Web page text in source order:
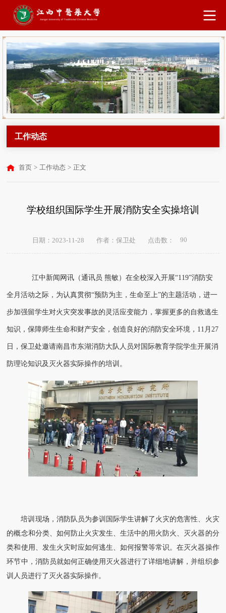
工作动态
首页 > 工作动态 > 正文
学校组织国际学生开展消防安全实操培训
日期：2023-11-28 作者：保卫处 点击数： 90
江中新闻网讯（通讯员 熊敏）在全校深入开展“119”消防安
全月活动之际，为认真贯彻“预防为主，生命至上”的主题活动，进一
步加强留学生对火灾突发事故的灵活应变能力，掌握更多的自救逃生
知识，保障师生生命和财产安全，创造良好的消防安全环境，11月27
日，保卫处邀请南昌市东湖消防大队 人员对 国际教育学院学生开展消
防理论知识及灭火器实际操作的培训。
培训现场，消防队员为参训国际学生讲解了火灾的危害性、火灾
的概念和分类、如何防止火灾发生、生活中的用火防火、灭火器的分
类和使用、发生火灾时应如何逃生、如何报警等常识。在灭火器操作
环节中，消防员就如何正确使用灭火器进行了详细地讲解，并组织参
训人员进行了灭火器实际操作。